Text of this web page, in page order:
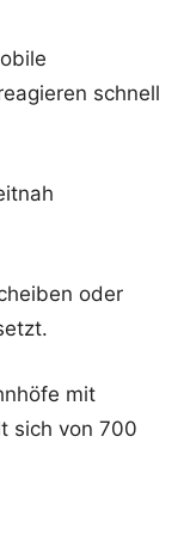
schnell
oder
mit
sich von 700